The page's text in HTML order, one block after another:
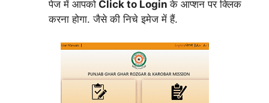
पेज में आपको Click to Loginके आप्शन पर क्लिक
करना होगा. जैसे की निचे इमेज में हैं.